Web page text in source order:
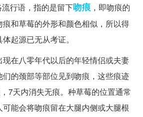
流行语，指的是留下吻痕 ，即吻痕的
和草莓的外形和颜色相似，所以得
起源已无从考证。
在八零年代以后的年轻情侣或夫妻
的颈部等部位见到吻痕，这些痕迹
7天内消失无痕。种草莓的位置通常
能会将吻痕留在大腿内侧或大腿根